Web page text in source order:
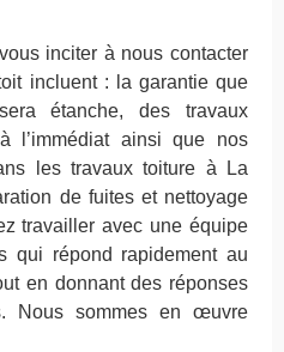
inciter à nous contacter
incluent : la garantie que
étanche, des travaux
l’immédiat ainsi que nos
les travaux toiture à La
de fuites et nettoyage
travailler avec une équipe
qui répond rapidement au
en donnant des réponses
Nous sommes en œuvre